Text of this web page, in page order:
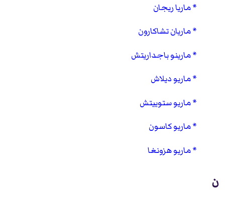
ماريا ريجان
ماريان تشاكارون
مارينو باجداريتش
ماريو ديلاش
ماريو ستوييتش
ماريو كاسون
ماريو هزونغا
ن